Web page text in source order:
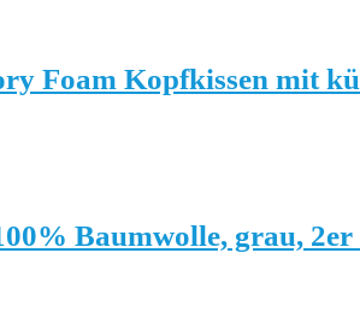
Foam Kopfkissen mit
Baumwolle, grau,